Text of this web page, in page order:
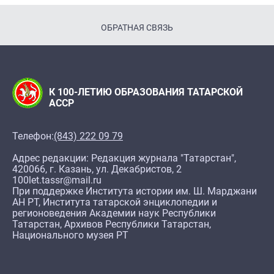
ОБРАТНАЯ СВЯЗЬ
К 100-ЛЕТИЮ ОБРАЗОВАНИЯ ТАТАРСКОЙ
АССР
Телефон:(843) 222 09 79
Адрес редакции: Редакция журнала "Татарстан",
420066, г. Казань, ул. Декабристов, 2
100let.tassr@mail.ru
При поддержке Института истории им. Ш. Марджани
АН РТ, Института татарской энциклопедии и
регионоведения Академии наук Республики
Татарстан, Архивов Республики Татарстан,
Национального музея РТ